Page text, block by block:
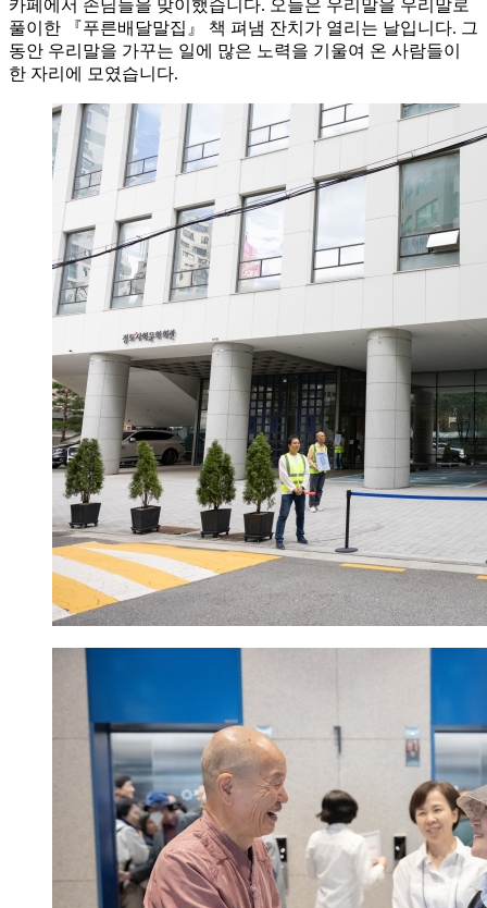
카페에서 손님들을 맞이했습니다. 오늘은 우리말을 우리말로
풀이한 『푸른배달말집』 책 펴냄 잔치가 열리는 날입니다. 그
동안 우리말을 가꾸는 일에 많은 노력을 기울여 온 사람들이
한 자리에 모였습니다.